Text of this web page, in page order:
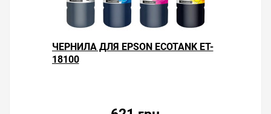
ЧЕРНИЛА ДЛЯ EPSON ECOTANK ET-
18100